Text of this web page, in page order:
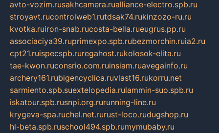
avto-vozim.rusakhcamera.rualliance-electro.spb.ru
stroyavt.rucontrolweb1.rutdsak74.rukinzozo-ru.ru
kvotka.ruiron-snab.rucosta-bella.rueugrus.pp.ru
associaciya39.ruprimexpo.spb.rubezmorchin.ruia2.ru
cpt21.ruispecspb.ruregahost.rukolosok-elita.ru
tae-kwon.ruconsrio.com.ruinsiam.ruavegainfo.ru
archery161.rubigencyclica.ruvlast16.rukorru.net
sarmiento.spb.suextelopedia.rulammin-suo.spb.ru
iskatour.spb.rusnpi.org.rurunning-line.ru
krygeva-spa.ruchel.net.rurust-loco.rudugshop.ru
hl-beta.spb.ruschool494.spb.rumymubaby.ru